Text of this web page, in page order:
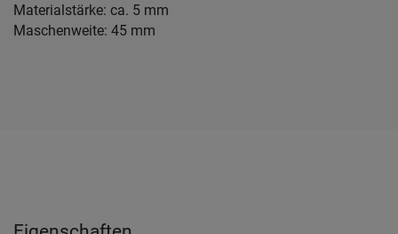
Materialstärke: ca. 5 mm
Maschenweite: 45 mm